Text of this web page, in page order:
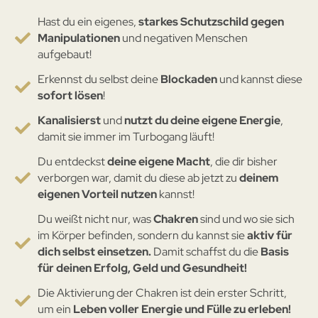
Hast du ein eigenes,starkes Schutzschild gegen
Manipulationenund negativen Menschen
aufgebaut!
Erkennst du selbst deineBlockadenund kannst diese
sofort lösen!
Kanalisierstundnutzt du deine eigene Energie,
damit sie immer im Turbogang läuft!
Du entdeckstdeine eigene Macht, die dir bisher
verborgen war, damit du diese ab jetzt zudeinem
eigenen Vorteil nutzenkannst!
Du weißt nicht nur, wasChakrensind und wo sie sich
im Körper befinden, sondern du kannst sieaktiv für
dich selbst einsetzen.Damit schaffst du dieBasis
für deinen Erfolg, Geld und Gesundheit!
Die Aktivierung der Chakren ist dein erster Schritt,
um ein Leben voller Energie und Fülle zu erleben!